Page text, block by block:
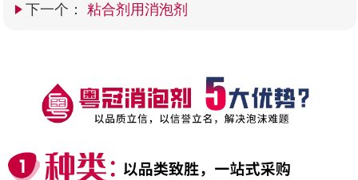
下一个： 粘合剂用消泡剂